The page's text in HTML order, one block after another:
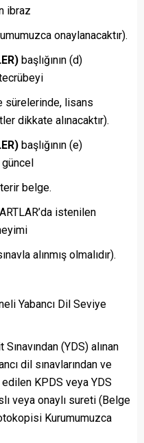
ibraz
onaylanacaktır).
başlığının (d)
lisans
dikkate alınacaktır).
başlığının (e)
belge.
istenilen
alınmış olmalıdır).
Yabancı Dil Seviye
(YDS) alınan
dil sınavlarından ve
KPDS veya YDS
veya onaylı sureti (Belge
Kurumumuzca